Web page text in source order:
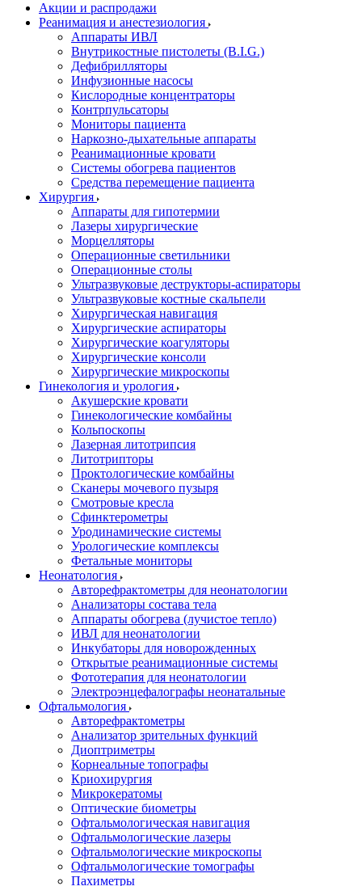
Акции и распродажи
Реанимация и анестезиология
Аппараты ИВЛ
Внутрикостные пистолеты (B.I.G.)
Дефибрилляторы
Инфузионные насосы
Кислородные концентраторы
Контрпульсаторы
Мониторы пациента
Наркозно-дыхательные аппараты
Реанимационные кровати
Системы обогрева пациентов
Средства перемещение пациента
Хирургия
Аппараты для гипотермии
Лазеры хирургические
Морцелляторы
Операционные светильники
Операционные столы
Ультразвуковые деструкторы-аспираторы
Ультразвуковые костные скальпели
Хирургическая навигация
Хирургические аспираторы
Хирургические коагуляторы
Хирургические консоли
Хирургические микроскопы
Гинекология и урология
Акушерские кровати
Гинекологические комбайны
Кольпоскопы
Лазерная литотрипсия
Литотрипторы
Проктологические комбайны
Сканеры мочевого пузыря
Смотровые кресла
Сфинктерометры
Уродинамические системы
Урологические комплексы
Фетальные мониторы
Неонатология
Авторефрактометры для неонатологии
Анализаторы состава тела
Аппараты обогрева (лучистое тепло)
ИВЛ для неонатологии
Инкубаторы для новорожденных
Открытые реанимационные системы
Фототерапия для неонатологии
Электроэнцефалографы неонатальные
Офтальмология
Авторефрактометры
Анализатор зрительных функций
Диоптриметры
Корнеальные топографы
Криохирургия
Микрокератомы
Оптические биометры
Офтальмологическая навигация
Офтальмологические лазеры
Офтальмологические микроскопы
Офтальмологические томографы
Пахиметры